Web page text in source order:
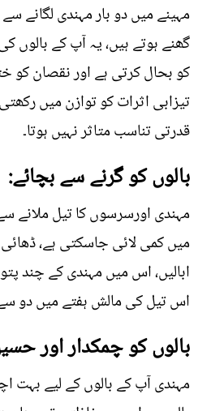
مہینے میں دو بار مہندی لگانے
گھنے ہوتے ہیں، یہ آپ کے
کو بحال کرتی ہے اور نقصان کو
تیزابی اثرات کو توازن میں
قدرتی تناسب متاثر نہیں ہوتا۔
بالوں کو گرنے سے بچائے:
مہندی اورسرسوں کا تیل ملانے
میں کمی لائی جاسکتی ہے،
ابالیں، اس میں مہندی کے چند
اس تیل کی مالش ہفتے میں دو
بالوں کو چمکدار اور
مہندی آپ کے بالوں کے لیے بہت